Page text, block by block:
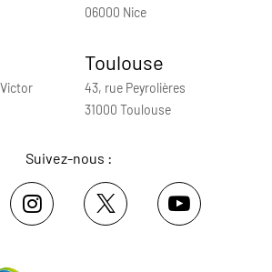
06000 Nice
Toulouse
43, rue Peyrolières
31000 Toulouse
Suivez-nous :